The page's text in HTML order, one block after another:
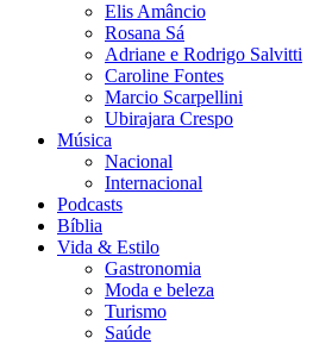
Elis Amâncio
Rosana Sá
Adriane e Rodrigo Salvitti
Caroline Fontes
Marcio Scarpellini
Ubirajara Crespo
Música
Nacional
Internacional
Podcasts
Bíblia
Vida & Estilo
Gastronomia
Moda e beleza
Turismo
Saúde